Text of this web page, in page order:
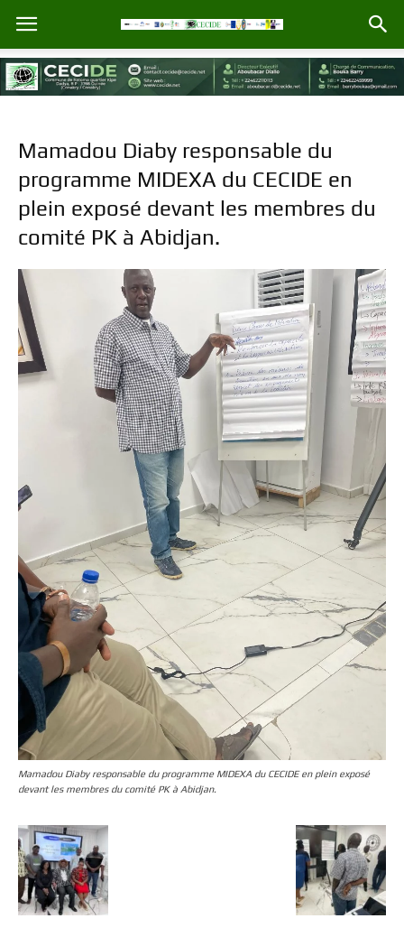
Mamadou Diaby responsable du
programme MIDEXA du CECIDE en
plein exposé devant les membres du
comité PK à Abidjan.
Mamadou Diaby responsable du programme MIDEXA du CECIDE en plein exposé
devant les membres du comité PK à Abidjan.